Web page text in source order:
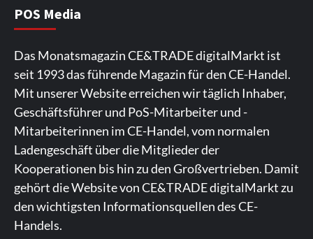
5
6
CHERRY baut Vertriebsteam in
strategisch wichtigen Märkten aus
7
Smart Living Top Story
Verbraucher setzen immer mehr auf
Klimageräte und Ventilatoren
POS Media
Das Monatsmagazin CE&TRADE digitalMarkt ist
seit 1993 das führende Magazin für den CE-Handel.
Mit unserer Website erreichen wir täglich Inhaber,
Geschäftsführer und PoS-Mitarbeiter und -
Mitarbeiterinnen im CE-Handel, vom normalen
Ladengeschäft über die Mitglieder der
Kooperationen bis hin zu den Großvertrieben. Damit
gehört die Website von CE&TRADE digitalMarkt zu
den wichtigsten Informationsquellen des CE-
Handels.